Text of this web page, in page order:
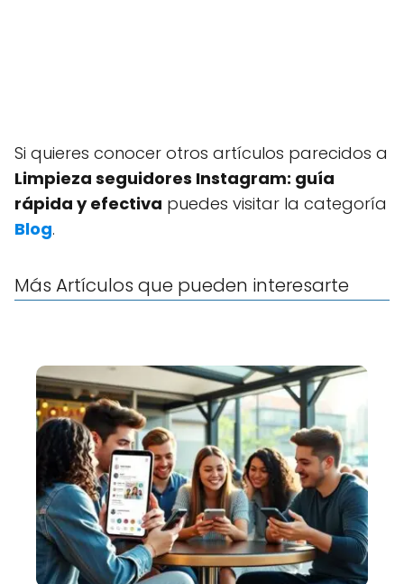
Si quieres conocer otros artículos parecidos a
Limpieza seguidores Instagram: guía
rápida y efectiva puedes visitar la categoría
Blog.
Más Artículos que pueden interesarte